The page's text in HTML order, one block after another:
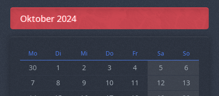
Oktober 2024
Mo Di Mi Do Fr Sa So
30 1 2 3 4 5
6
7
8 9 10 11 12
13